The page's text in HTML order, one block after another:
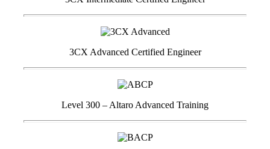
3CX Advanced Certified Engineer
Level 300 – Altaro Advanced Training